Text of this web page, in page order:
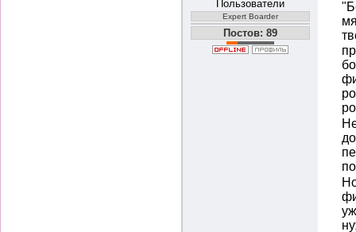
Пользователи
Expert Boarder
Постов: 89